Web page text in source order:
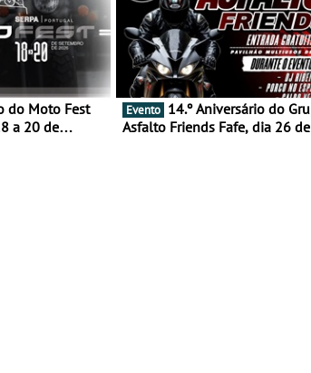
a 20 de
Evento
Asfalto Friends Fafe, dia 26 de